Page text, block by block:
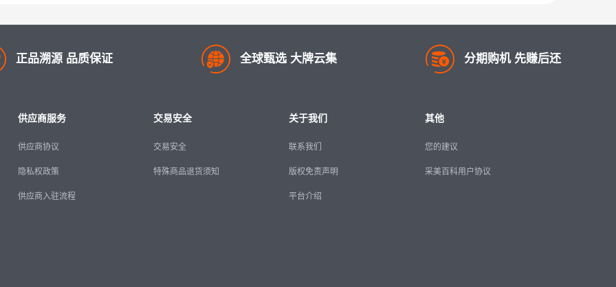
正品溯源 品质保证 全球甄选 大牌云集 分期购机 先赚后还
供应商服务
供应商协议
隐私权政策
供应商入驻流程
交易安全
交易安全
特殊商品退货须知
关于我们
联系我们
版权免责声明
平台介绍
其他
您的建议
采美百科用户协议